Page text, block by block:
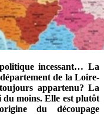
incessant… La
de la Loire-
appartenu? La
du moins. Elle est plutôt
du découpage